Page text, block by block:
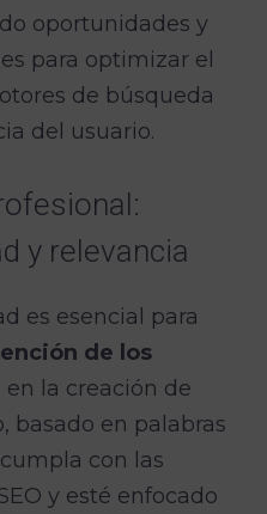
oportunidades y
para optimizar el
de búsqueda
del usuario.
y relevancia
es esencial para
de los
en la creación de
basado en palabras
con las
y esté enfocado